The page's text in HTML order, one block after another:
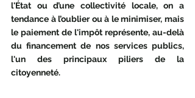
l'État ou d’une collectivité locale, on a
tendance à l’oublier ou à le minimiser, mais
le paiement de l'impôt représente, au-delà
du financement de nos services publics,
l'un des principaux piliers de la
citoyenneté.